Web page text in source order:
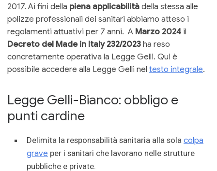
2017. Ai fini della piena applicabilitàdella stessa alle
polizze professionali dei sanitari abbiamo atteso i
regolamenti attuativi per 7 anni. A Marzo 2024 il
Decreto del Made in Italy 232/2023ha reso
concretamente operativa la Legge Gelli. Qui è
possibile accedere alla Legge Gelli neltesto integrale.
Legge Gelli-Bianco: obbligo e
punti cardine
Delimita la responsabilità sanitaria alla sola colpa
grave per i sanitari che lavorano nelle strutture
pubbliche e private.